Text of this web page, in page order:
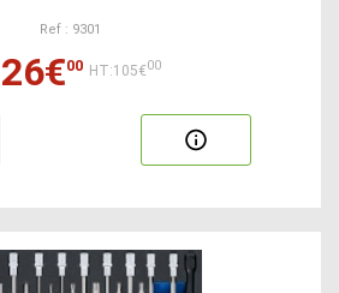
Ref : 9301
00 HT:105€00